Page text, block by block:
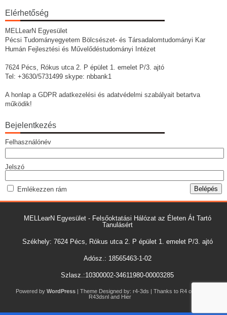
Elérhetőség
MELLearN Egyesület
Pécsi Tudományegyetem Bölcsészet- és Társadalomtudományi Kar
Humán Fejlesztési és Művelődéstudományi Intézet
7624 Pécs, Rókus utca 2. P épület 1. emelet P/3. ajtó
Tel: +3630/5731499 skype: nbbank1
A honlap a GDPR adatkezelési és adatvédelmi szabályait betartva
működik!
Bejelentkezés
Felhasználónév
Jelszó
Emlékezzen rám
MELLearN Egyesület - Felsőoktatási Hálózat az Életen Át Tartó
Tanulásért
Székhely: 7624 Pécs, Rókus utca 2. P épület 1. emelet P/3. ajtó
Adósz.: 18565463-1-02
Szlasz.:10300002-34611980-00003285
Powered by WordPress | Theme Designed by: r4-3ds | Thanks to R4 oficiel
R43dsnland Hier